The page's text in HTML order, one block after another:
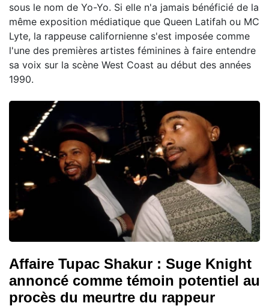
sous le nom de Yo-Yo. Si elle n'a jamais bénéficié de la
même exposition médiatique que Queen Latifah ou MC
Lyte, la rappeuse californienne s'est imposée comme
l'une des premières artistes féminines à faire entendre
sa voix sur la scène West Coast au début des années
1990.
Affaire Tupac Shakur : Suge Knight
annoncé comme témoin potentiel au
procès du meurtre du rappeur